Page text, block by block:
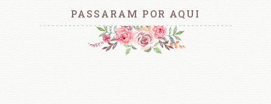
PASSARAM POR AQUI